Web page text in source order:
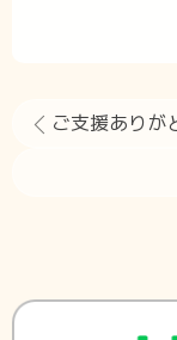
ご支援ありが